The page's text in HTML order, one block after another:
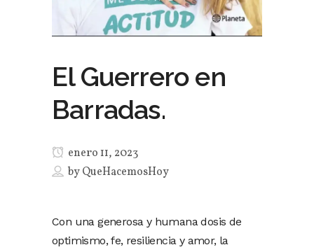
El Guerrero en
Barradas.
enero 11, 2023
byQueHacemosHoy
Con una generosa y humana dosis de
optimismo, fe, resiliencia y amor, la